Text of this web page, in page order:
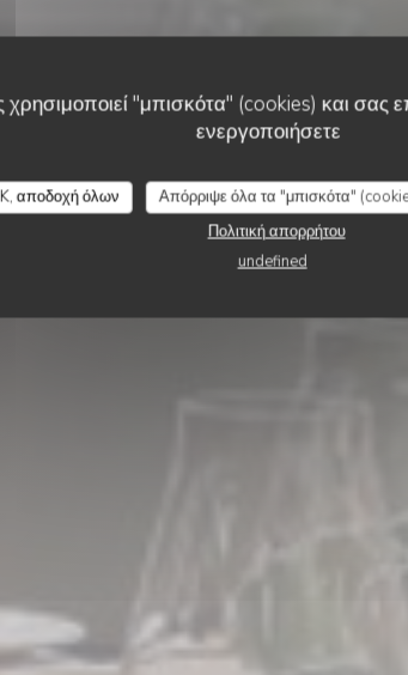
"μπισκότα" (cookies) και σας
ενεργοποιήσετε
αποδοχή όλων Απόρριψε όλα τα "μπισκότα"
Πολιτική απορρήτου
undefined
• KANECH
-
UM SCHEIERHAFF - BISTRO &